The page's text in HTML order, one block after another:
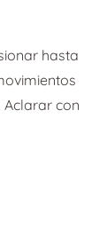
hasta
Aclarar con